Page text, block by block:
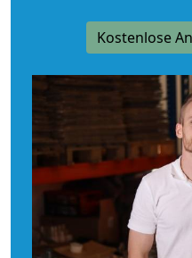
Kostenlose